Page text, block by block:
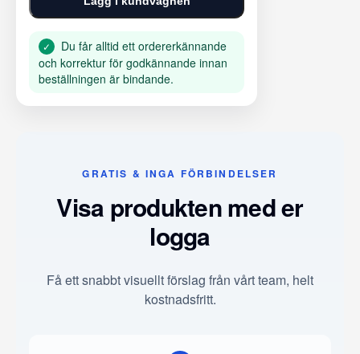
✓
Du får alltid ett ordererkännande
och korrektur för godkännande innan
beställningen är bindande.
GRATIS & INGA FÖRBINDELSER
Visa produkten med er
logga
Få ett snabbt visuellt förslag från vårt team, helt
kostnadsfritt.